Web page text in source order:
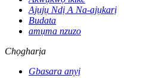
Ajụjụ Ndị A Na-ajụkarị
Budata
amụma nzuzo
Chọgharịa
Gbasara anyị